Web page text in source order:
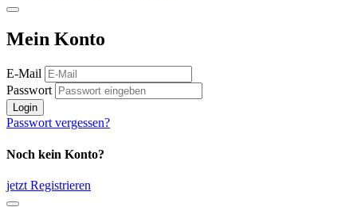
Mein Konto
E-Mail
Passwort
Login
Passwort vergessen?
Noch kein Konto?
jetzt Registrieren